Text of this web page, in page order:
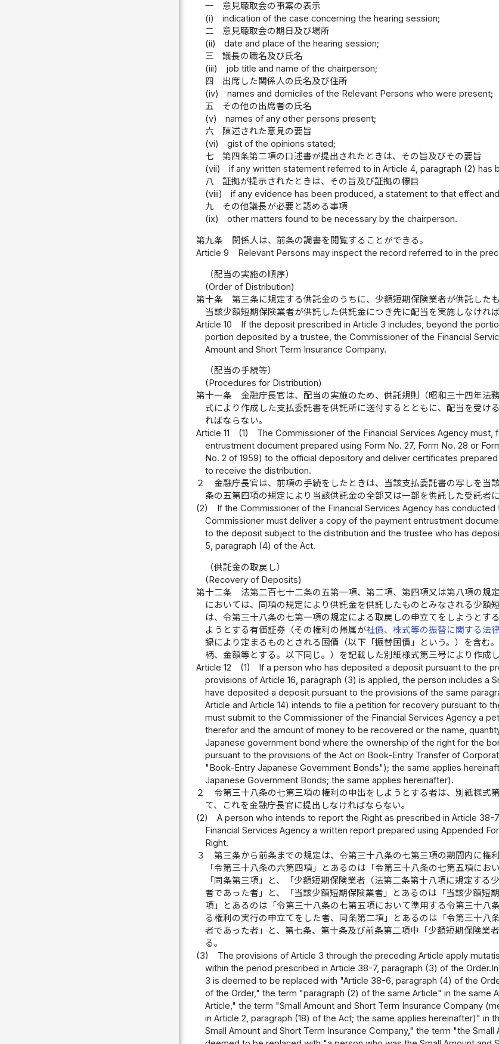
一
意見聴取会の事案の表示
(i)
indication of the case concerning the hearing session;
二
意見聴取会の期日及び場所
(ii)
date and place of the hearing session;
三
議長の職名及び氏名
(iii)
job title and name of the chairperson;
四
出席した関係人の氏名及び住所
(iv)
names and domiciles of the Relevant Persons who were present;
五
その他の出席者の氏名
(v)
names of any other persons present;
六
陳述された意見の要旨
(vi)
gist of the opinions stated;
七
第四条第二項の口述書が提出されたときは、その旨及びその要旨
(vii)
if any written statement referred to in Article 4, paragraph (2)
八
証拠が提示されたときは、その旨及び証拠の標目
(viii)
if any evidence has been produced, a statement to that effect
九
その他議長が必要と認める事項
(ix)
other matters found to be necessary by the chairperson.
第九条
関係人は、前条の調書を閲覧することができる。
Article 9
Relevant Persons may inspect the record referred to in the
（配当の実施の順序）
(Order of Distribution)
第十条
第三条に規定する供託金のうちに、少額短期保険業者が供託した
当該少額短期保険業者が供託した供託金につき先に配当を実施しなければ
Article 10
If the deposit prescribed in Article 3 includes, beyond the
portion deposited by a trustee, the Commissioner of the Financial
Amount and Short Term Insurance Company.
（配当の手続等）
(Procedures for Distribution)
第十一条
金融庁長官は、配当の実施のため、供託規則（昭和三十四年
式により作成した支払委託書を供託所に送付するとともに、配当を受
ればならない。
Article 11
(1)
The Commissioner of the Financial Services Agency
entrustment document prepared using Form No. 27, Form No. 28 or
No. 2 of 1959) to the official depository and deliver certificates
to receive the distribution.
２
金融庁長官は、前項の手続をしたときは、当該支払委託書の写しを
条の五第四項の規定により当該供託金の全部又は一部を供託した受託者
(2)
If the Commissioner of the Financial Services Agency has
Commissioner must deliver a copy of the payment entrustment
to the deposit subject to the distribution and the trustee who has
5, paragraph (4) of the Act.
（供託金の取戻し）
(Recovery of Deposits)
第十二条
法第二百七十二条の五第一項、第二項、第四項又は第八項の
においては、同項の規定により供託金を供託したものとみなされる少額
は、令第三十八条の七第一項の規定による取戻しの申立てをしようと
ようとする有価証券（その権利の帰属が社債、株式等の振替に関する法
録により定まるものとされる国債（以下「振替国債」という。）を含
柄、金額等とする。以下同じ。）を記載した別紙様式第三号により作成
Article 12
(1)
If a person who has deposited a deposit pursuant to the
provisions of Article 16, paragraph (3) is applied, the person includes a
have deposited a deposit pursuant to the provisions of the same
Article and Article 14) intends to file a petition for recovery pursuant to
must submit to the Commissioner of the Financial Services Agency a
therefor and the amount of money to be recovered or the name,
Japanese government bond where the ownership of the right for the
pursuant to the provisions of the Act on Book-Entry Transfer of
"Book-Entry Japanese Government Bonds"); the same applies
Japanese Government Bonds; the same applies hereinafter).
２
令第三十八条の七第三項の権利の申出をしようとする者は、別紙様
て、これを金融庁長官に提出しなければならない。
(2)
A person who intends to report the Right as prescribed in Article
Financial Services Agency a written report prepared using Appended
Right.
３
第三条から前条までの規定は、令第三十八条の七第三項の期間内に
「令第三十八条の六第四項」とあるのは「令第三十八条の七第五項に
「同条第三項」と、「少額短期保険業者（法第二条第十八項に規定す
者であった者」と、「当該少額短期保険業者」とあるのは「当該少額短
項」とあるのは「令第三十八条の七第五項において準用する令第三十
る権利の実行の申立てをした者、同条第二項」とあるのは「令第三十
者であった者」と、第七条、第十条及び前条第二項中「少額短期保険
る。
(3)
The provisions of Article 3 through the preceding Article apply
within the period prescribed in Article 38-7, paragraph (3) of the
3 is deemed to be replaced with "Article 38-6, paragraph (4) of the
of the Order," the term "paragraph (2) of the same Article" in the
Article," the term "Small Amount and Short Term Insurance Company
in Article 2, paragraph (18) of the Act; the same applies hereinafter)"
Small Amount and Short Term Insurance Company," the term "the